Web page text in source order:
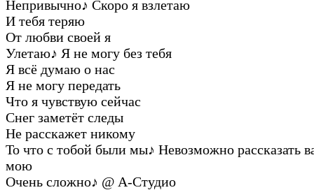
Непривычно♪ Скоро я взлетаю
И тебя теряю
От любви своей я
Улетаю♪ Я не могу без тебя
Я всё думаю о нас
Я не могу передать
Что я чувствую сейчас
Снег заметёт следы
Не расскажет никому
То что с тобой были мы♪ Невозможно рассказать
мою
Очень сложно♪ @ А-Студио